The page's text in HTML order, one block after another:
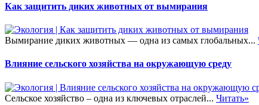
Как защитить диких животных от вымирания
Вымирание диких животных — одна из самых глобальных...
Влияние сельского хозяйства на окружающую среду
Сельское хозяйство – одна из ключевых отраслей... Читать»